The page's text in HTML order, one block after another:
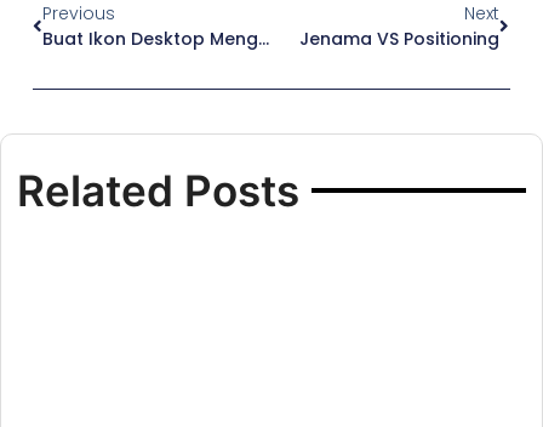
Previous
Buat Ikon Desktop Mengikut Logo Anda
Next
Jenama VS Positioning
Related Posts